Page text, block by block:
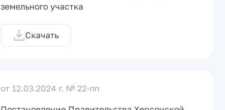
земельного участка
Скачать
от 12.03.2024 г. № 22-пп